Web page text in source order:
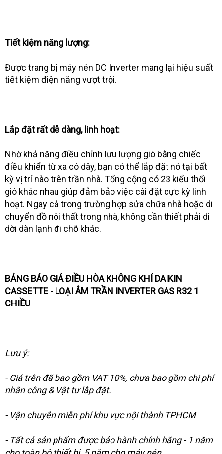
Tiết kiệm năng lượng:
Được trang bị máy nén DC Inverter mang lại hiệu suất
tiết kiệm điện năng vượt trội.
Lắp đặt rất dễ dàng, linh hoạt:
Nhờ khả năng điều chỉnh lưu lượng gió bằng chiếc
điều khiển từ xa có dây, bạn có thể lắp đặt nó tại bất
kỳ vị trí nào trên trần nhà. Tổng cộng có 23 kiểu thổi
gió khác nhau giúp đảm bảo việc cài đặt cực kỳ linh
hoạt. Ngay cả trong trường hợp sửa chữa nhà hoặc di
chuyển đồ nội thất trong nhà, không cần thiết phải di
dời dàn lạnh đi chỗ khác.
BẢNG BÁO GIÁ ĐIỀU HÒA KHÔNG KHÍ DAIKIN
CASSETTE - LOẠI ÂM TRẦN INVERTER GAS R32 1
CHIỀU
Lưu ý:
- Giá trên đã bao gồm VAT 10%, chưa bao gồm chi phí
nhân công & Vật tư lắp đặt.
- Vận chuyễn miễn phí khu vực nội thành TPHCM
- Tất cả sản phẩm được bảo hành chính hãng - 1 năm